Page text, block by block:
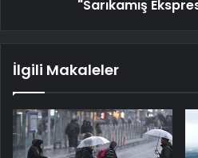
"Sarıkamış
İlgili Makaleler